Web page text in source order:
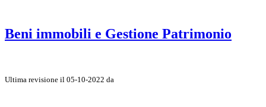
Beni immobili e Gestione Patrimonio
Ultima revisione il 05-10-2022 da